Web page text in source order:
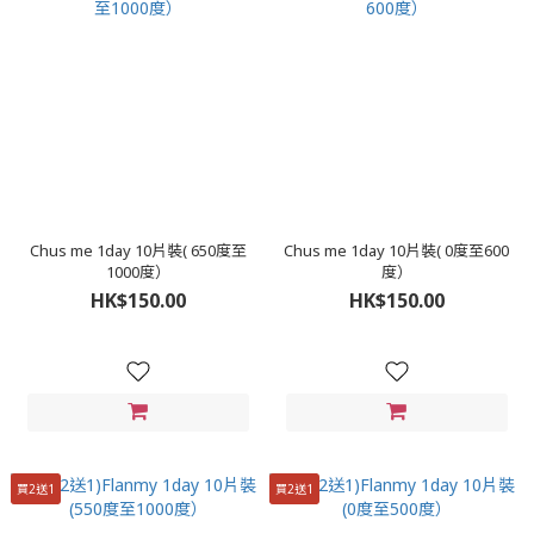
Chus me 1day 10片裝( 650度至
1000度）
HK$150.00
Chus me 1day 10片裝( 0度至600
度）
HK$150.00
買2送1 買2送1